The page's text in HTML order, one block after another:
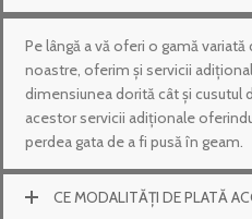
Pe lângă a vă oferi o gamă
noastre, oferim și servicii
dimensiunea dorită cât și cusutul
acestor servicii adiționale
perdea gata de a fi pusă în geam.
CE MODALITĂȚI DE PLATĂ